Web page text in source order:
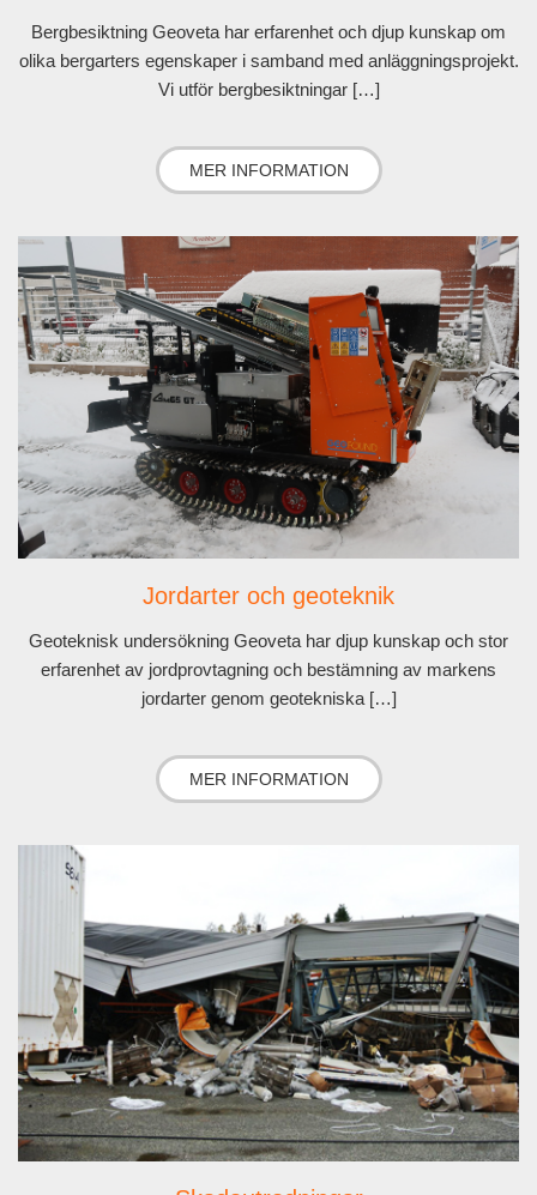
Bergbesiktning Geoveta har erfarenhet och djup kunskap om
olika bergarters egenskaper i samband med anläggningsprojekt.
Vi utför bergbesiktningar […]
MER INFORMATION
Jordarter och geoteknik
Geoteknisk undersökning Geoveta har djup kunskap och stor
erfarenhet av jordprovtagning och bestämning av markens
jordarter genom geotekniska […]
MER INFORMATION